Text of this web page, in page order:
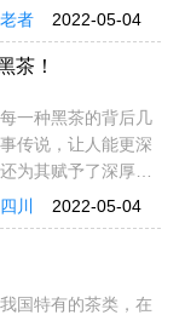
茯茶的传说传说在
陕西泾阳的商队，
2022-05-04
老者
商队
地方
运到
茶！
一种黑茶的背后几
传说，让人能更深
为其赋予了深厚的
起源"黑茶"二字，
年）御史陈讲奏
2022-05-04
四川
交易
公元
国特有的茶类，在